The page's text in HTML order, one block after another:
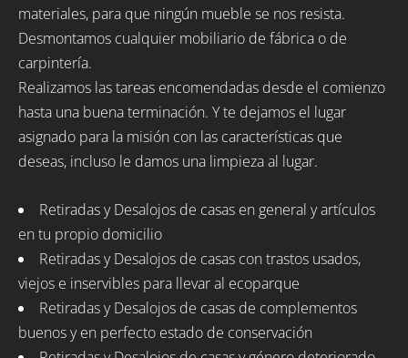
materiales, para que ningún mueble se nos resista.
Desmontamos cualquier mobiliario de fábrica o de
carpintería.
Realizamos las tareas encomendadas desde el comienzo
hasta una buena terminación. Y te dejamos el lugar
asignado para la misión con las características que
deseas, incluso le damos una limpieza al lugar.
Retiradas y Desalojos de casas en general y artículos
en tu propio domicilio
Retiradas y Desalojos de casas con trastos usados,
viejos e inservibles para llevar al ecoparque
Retiradas y Desalojos de casas de complementos
buenos y en perfecto estado de conservación